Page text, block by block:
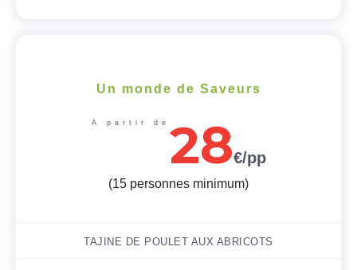
Un monde de Saveurs
A partir de 28€/pp
(15 personnes minimum)
TAJINE DE POULET AUX ABRICOTS